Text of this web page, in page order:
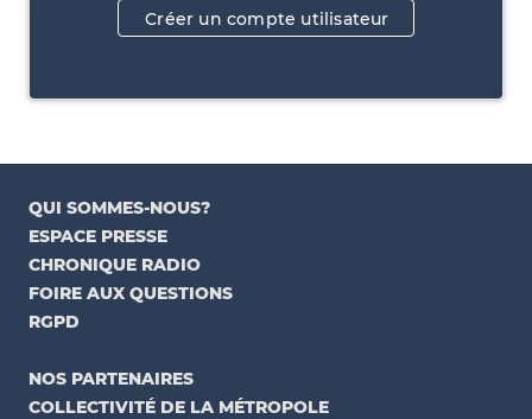
Créer un compte utilisateur
QUI SOMMES-NOUS?
ESPACE PRESSE
CHRONIQUE RADIO
FOIRE AUX QUESTIONS
RGPD
NOS PARTENAIRES
COLLECTIVITÉ DE LA MÉTROPOLE